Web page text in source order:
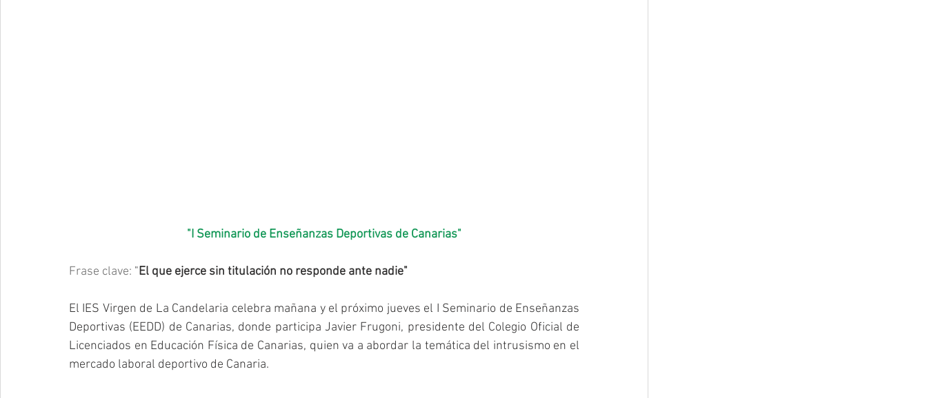
"I Seminario de Enseñanzas Deportivas de Canarias"
Frase clave: "El que ejerce sin titulación no responde ante nadie"
El IES Virgen de La Candelaria celebra mañana y el próximo jueves el I Seminario de Enseñanzas
Deportivas (EEDD) de Canarias, donde participa Javier Frugoni, presidente del Colegio Oficial de
Licenciados en Educación Física de Canarias, quien va a abordar la temática del intrusismo en el
mercado laboral deportivo de Canaria.